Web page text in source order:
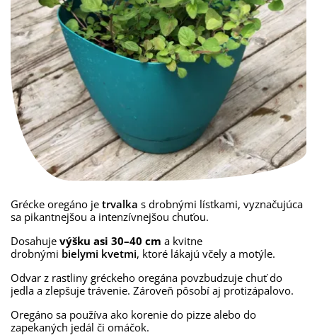
Grécke oregáno je trvalka s drobnými lístkami, vyznačujúca
sa pikantnejšou a intenzívnejšou chuťou.
Dosahuje výšku asi 30–40 cm a kvitne
drobnými bielymi kvetmi, ktoré lákajú včely a motýle.
Odvar z rastliny gréckeho oregána povzbudzuje chuť do
jedla a zlepšuje trávenie. Zároveň pôsobí aj protizápalovo.
Oregáno sa používa ako korenie do pizze alebo do
zapekaných jedál či omáčok.